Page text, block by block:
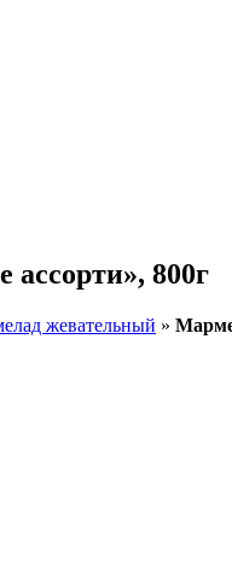
ассорти», 800г
жевательный »